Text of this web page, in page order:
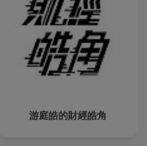
游庭皓的財經皓角